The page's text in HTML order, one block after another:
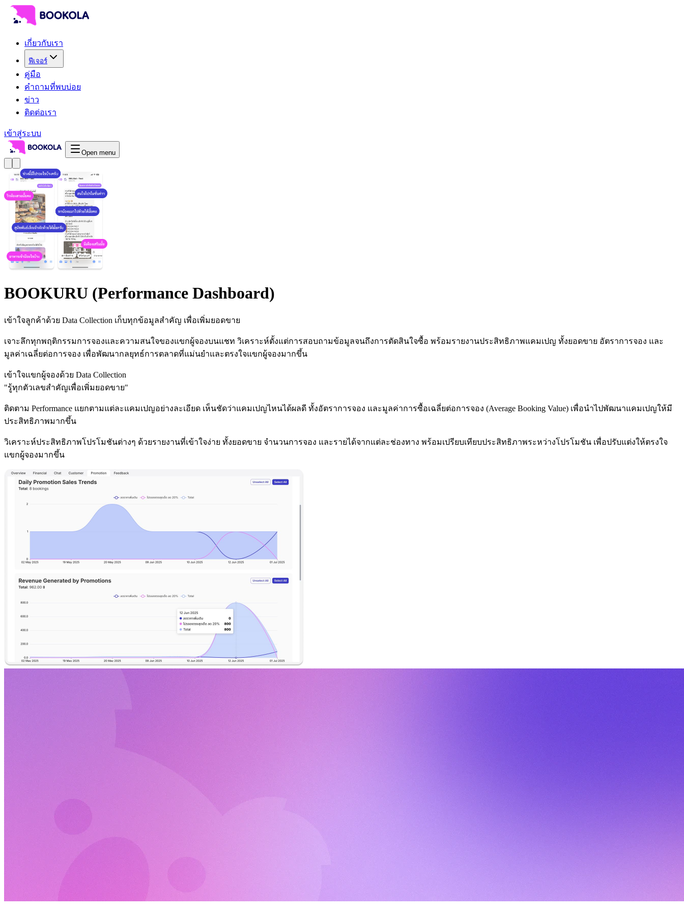
เกี่ยวกับเรา
ฟีเจอร์
คู่มือ
คำถามที่พบบ่อย
ข่าว
ติดต่อเรา
เข้าสู่ระบบ
Open menu
BOOKURU (Performance Dashboard)
เข้าใจลูกค้าด้วย Data Collection เก็บทุกข้อมูลสำคัญ เพื่อเพิ่มยอดขาย
เจาะลึกทุกพฤติกรรมการจองและความสนใจของแขกผู้จองบนแชท วิเคราะห์ตั้งแต่การสอบถามข้อมูลจนถึงการตัดสินใจซื้อ พร้อมรายงานประสิทธิภาพแคมเปญ ทั้งยอดขาย อัตราการจอง และ
มูลค่าเฉลี่ยต่อการจอง เพื่อพัฒนากลยุทธ์การตลาดที่แม่นยำและตรงใจแขกผู้จองมากขึ้น
เข้าใจแขกผู้จองด้วย Data Collection
"รู้ทุกตัวเลขสำคัญเพื่อเพิ่มยอดขาย"
ติดตาม Performance แยกตามแต่ละแคมเปญอย่างละเอียด เห็นชัดว่าแคมเปญไหนได้ผลดี ทั้งอัตราการจอง และมูลค่าการซื้อเฉลี่ยต่อการจอง (Average Booking Value) เพื่อนำไปพัฒนาแคมเปญให้มี
ประสิทธิภาพมากขึ้น
วิเคราะห์ประสิทธิภาพโปรโมชันต่างๆ ด้วยรายงานที่เข้าใจง่าย ทั้งยอดขาย จำนวนการจอง และรายได้จากแต่ละช่องทาง พร้อมเปรียบเทียบประสิทธิภาพระหว่างโปรโมชัน เพื่อปรับแต่งให้ตรงใจ
แขกผู้จองมากขึ้น